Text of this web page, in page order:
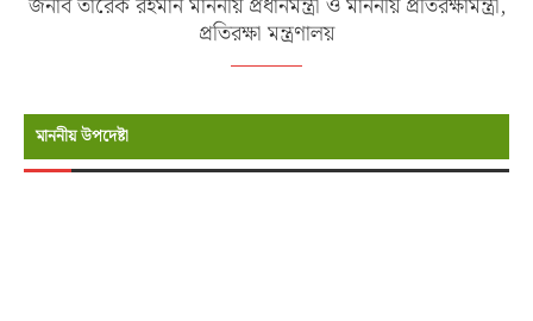
প্রতিরক্ষা মন্ত্রণালয়
মাননীয় উপদেষ্টা